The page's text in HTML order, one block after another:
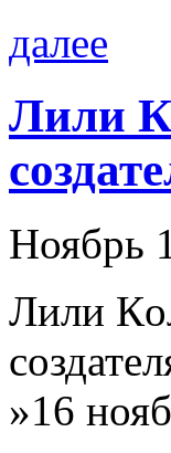
далее
Лили
Ноябрь
Лили
»16